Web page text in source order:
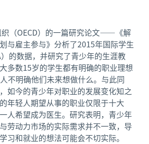
（OECD）的一篇研究论文——《解
与雇主参与》分析了2015年国际学生
的数据，并研究了青少年的生涯教
多数15岁的学生都有明确的职业理想
不明确他们未来想做什么。与此同
如今的青少年对职业的发展变化知之
年轻人期望从事的职业仅限于十大
人希望成为医生。研究表明，青少年
劳动力市场的实际需求并不一致，导
习和就业的想法可能会不切实际。